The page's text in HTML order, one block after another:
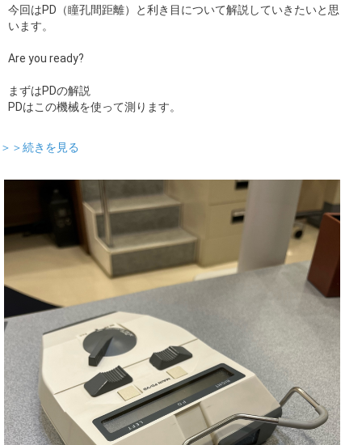
今回はPD（瞳孔間距離）と利き目について解説していきたいと思
います。
Are you ready?
まずはPDの解説
PDはこの機械を使って測ります。
＞＞続きを見る